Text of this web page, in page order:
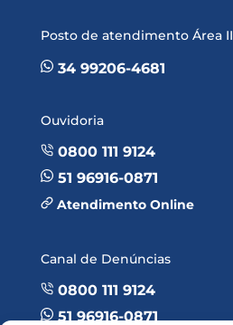
Posto de atendimento Área II
34 99206-4681
Ouvidoria
0800 111 9124
51 96916-0871
Atendimento Online
Canal de Denúncias
0800 111 9124
51 96916-0871